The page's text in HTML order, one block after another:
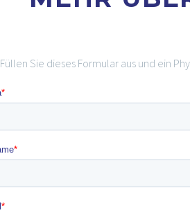
Füllen Sie dieses Formular aus und ein